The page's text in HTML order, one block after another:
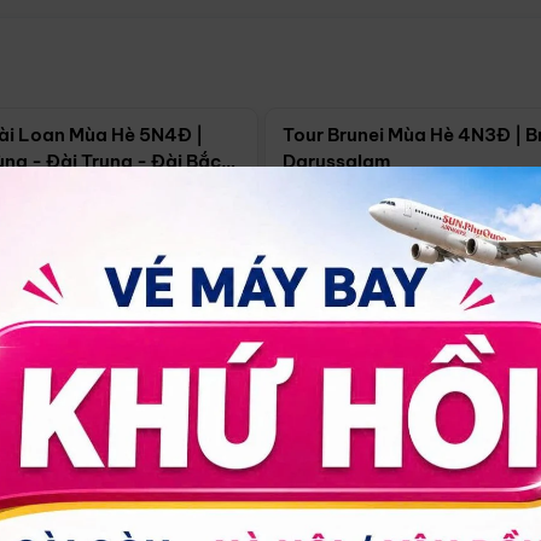
Loan Mùa Hè 5N4Đ |
- Đài Trung - Đài Bắc
18/09
Tour Brunei Mùa Hè 4N3Đ |
Darussalam
Hồ Chí Minh 4N3Đ
30/08 17/09 24/09
14.499.000đ Xem chi